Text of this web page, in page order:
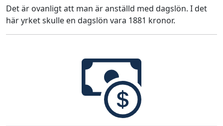
Det är ovanligt att man är anställd med dagslön. I det
här yrket skulle en dagslön vara 1881 kronor.